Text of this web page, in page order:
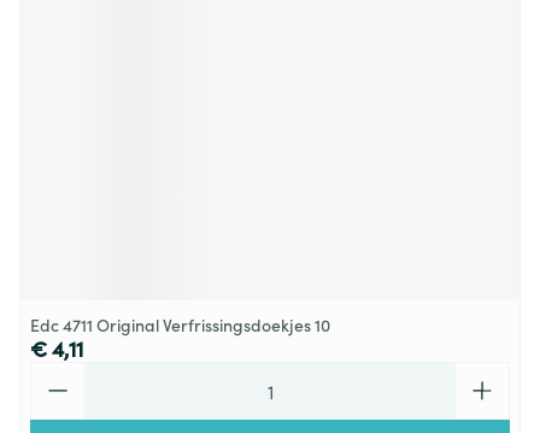
Edc 4711 Original Verfrissingsdoekjes 10
€ 4,11